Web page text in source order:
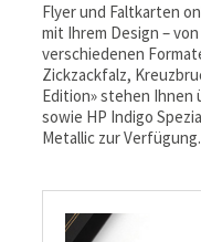
Flyer und Faltkarten
mit Ihrem Design –
verschiedenen
Zickzackfalz,
Edition» stehen Ihnen
sowie HP Indigo
Metallic zur Verfügung.